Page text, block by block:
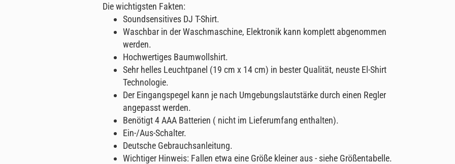
Die wichtigsten Fakten:
Soundsensitives DJ T-Shirt.
Waschbar in der Waschmaschine, Elektronik kann komplett abgenommen
werden.
Hochwertiges Baumwollshirt.
Sehr helles Leuchtpanel (19 cm x 14 cm) in bester Qualität, neuste El-Shirt
Technologie.
Der Eingangspegel kann je nach Umgebungslautstärke durch einen Regler
angepasst werden.
Benötigt 4 AAA Batterien ( nicht im Lieferumfang enthalten).
Ein-/Aus-Schalter.
Deutsche Gebrauchsanleitung.
Wichtiger Hinweis: Fallen etwa eine Größe kleiner aus - siehe Größentabelle.